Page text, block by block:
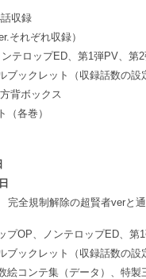
収録
それぞれ収録）
テロップED、第1弾PV、第
ブックレット（収録話数の設
背ボックス
（各巻）
全規制解除の超賢者verと通
プOP、ノンテロップED、第
ブックレット（収録話数の設
絵コンテ集（データ）、特製